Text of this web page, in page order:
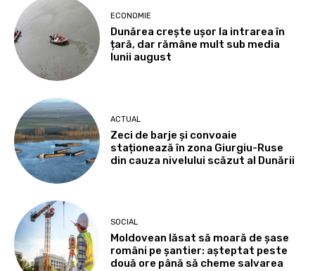
ECONOMIE
Dunărea crește ușor la intrarea în
țară, dar rămâne mult sub media
lunii august
ACTUAL
Zeci de barje și convoaie
staționează în zona Giurgiu-Ruse
din cauza nivelului scăzut al Dunării
SOCIAL
Moldovean lăsat să moară de șase
români pe șantier: așteptat peste
două ore până să cheme salvarea